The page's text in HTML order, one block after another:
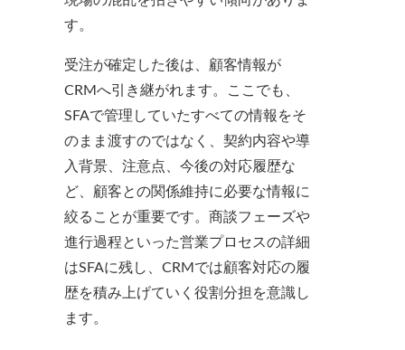
す。
受注が確定した後は、顧客情報が
CRMへ引き継がれます。ここでも、
SFAで管理していたすべての情報をそ
のまま渡すのではなく、契約内容や導
入背景、注意点、今後の対応履歴な
ど、顧客との関係維持に必要な情報に
絞ることが重要です。商談フェーズや
進行過程といった営業プロセスの詳細
はSFAに残し、CRMでは顧客対応の履
歴を積み上げていく役割分担を意識し
ます。